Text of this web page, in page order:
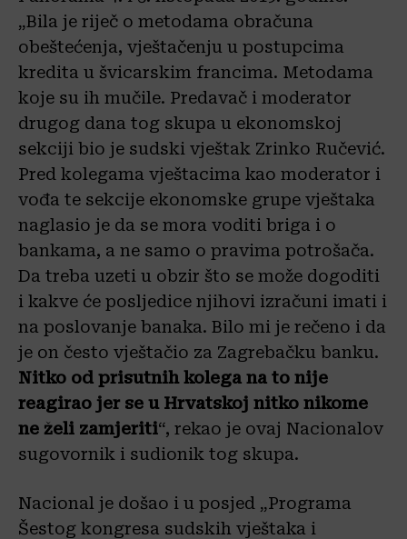
„Bila je riječ o metodama obračuna
obeštećenja, vještačenju u postupcima
kredita u švicarskim francima. Metodama
koje su ih mučile. Predavač i moderator
drugog dana tog skupa u ekonomskoj
sekciji bio je sudski vještak Zrinko Ručević.
Pred kolegama vještacima kao moderator i
vođa te sekcije ekonomske grupe vještaka
naglasio je da se mora voditi briga i o
bankama, a ne samo o pravima potrošača.
Da treba uzeti u obzir što se može dogoditi
i kakve će posljedice njihovi izračuni imati i
na poslovanje banaka. Bilo mi je rečeno i da
je on često vještačio za Zagrebačku banku.
Nitko od prisutnih kolega na to nije
reagirao jer se u Hrvatskoj nitko nikome
ne želi zamjeriti“, rekao je ovaj Nacionalov
sugovornik i sudionik tog skupa.
Nacional je došao i u posjed „Programa
Šestog kongresa sudskih vještaka i